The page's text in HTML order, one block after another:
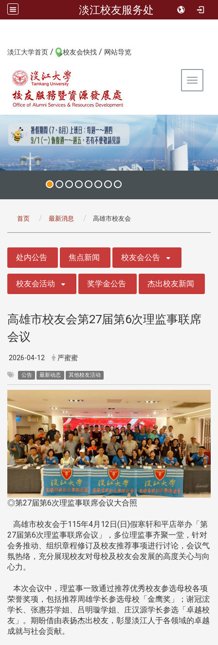
淡江校友服务处
淡江大学首页 / 校友会快找 / 网站导览
Toggle
首页 最新消息 高雄市校友会
处内公告 焦点新闻 校友会公告
校友会活动 奖学金公告 杰出校友新闻
高雄市校友会第27届第6次理监事联席
会议
2026-04-12 严蜜蜜
公告 最新动态 其他校友活动
◎第27届第6次理监事联席会议大合照
高雄市校友会于115年4月12日(日)假寒轩和平店举办「第
27届第6次理监事联席会议」，多位理监事齐聚一堂，针对
会务推动、组织章程修订及校友推荐事项进行讨论，会议气
氛热络，充分展现校友对母校及校友会发展的高度关心与向
心力。
本次会议中，理监事一致通过推荐优秀校友参选母校各项
荣誉奖项，包括推荐周雄学长参选母校「金鹰奖」；谢冠浤
学长、张惠芬学姐、吕明璇学姐、庄汉源学长参选「卓越校
友」。期盼借由表扬杰出校友，彰显淡江人于各领域的卓越
成就与社会贡献。